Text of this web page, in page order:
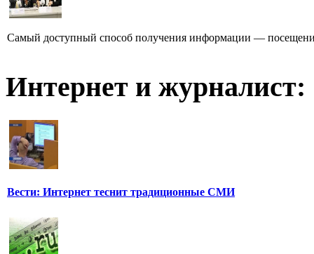
Самый доступный способ получения информации —
Интернет и журналист:
Вести: Интернет теснит традиционные СМИ